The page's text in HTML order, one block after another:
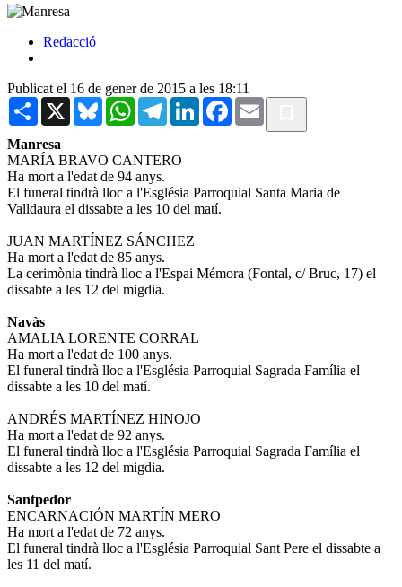
Redacció
Publicat el 16 de gener de 2015 a les 18:11
Share X BlueskyWhatsAppTelegramLinkedInFacebook
Email
Manresa
MARÍA BRAVO CANTERO
Ha mort a l'edat de 94 anys.
El funeral tindrà lloc a l'Església Parroquial Santa Maria de
Valldaura el dissabte a les 10 del matí.
JUAN MARTÍNEZ SÁNCHEZ
Ha mort a l'edat de 85 anys.
La cerimònia tindrà lloc a l'Espai Mémora (Fontal, c/ Bruc, 17) el
dissabte a les 12 del migdia.
Navàs
AMALIA LORENTE CORRAL
Ha mort a l'edat de 100 anys.
El funeral tindrà lloc a l'Església Parroquial Sagrada Família el
dissabte a les 10 del matí.
ANDRÉS MARTÍNEZ HINOJO
Ha mort a l'edat de 92 anys.
El funeral tindrà lloc a l'Església Parroquial Sagrada Família el
dissabte a les 12 del migdia.
Santpedor
ENCARNACIÓN MARTÍN MERO
Ha mort a l'edat de 72 anys.
El funeral tindrà lloc a l'Església Parroquial Sant Pere el dissabte a
les 11 del matí.